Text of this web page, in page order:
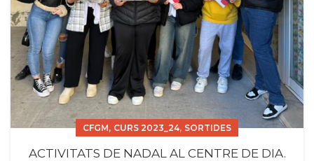
CFGM, CURS 2023_24, SORTIDES
ACTIVITATS DE NADAL AL CENTRE DE DIA.